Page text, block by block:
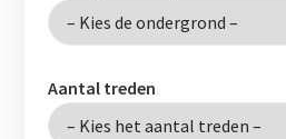
Aantal treden